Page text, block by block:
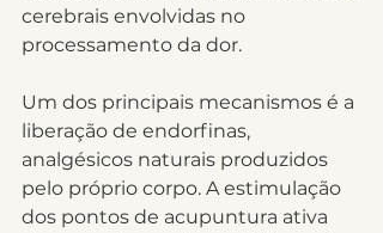
cerebrais envolvidas no
processamento da dor.
Um dos principais mecanismos é a
liberação de endorfinas,
analgésicos naturais produzidos
pelo próprio corpo. A estimulação
dos pontos de acupuntura ativa